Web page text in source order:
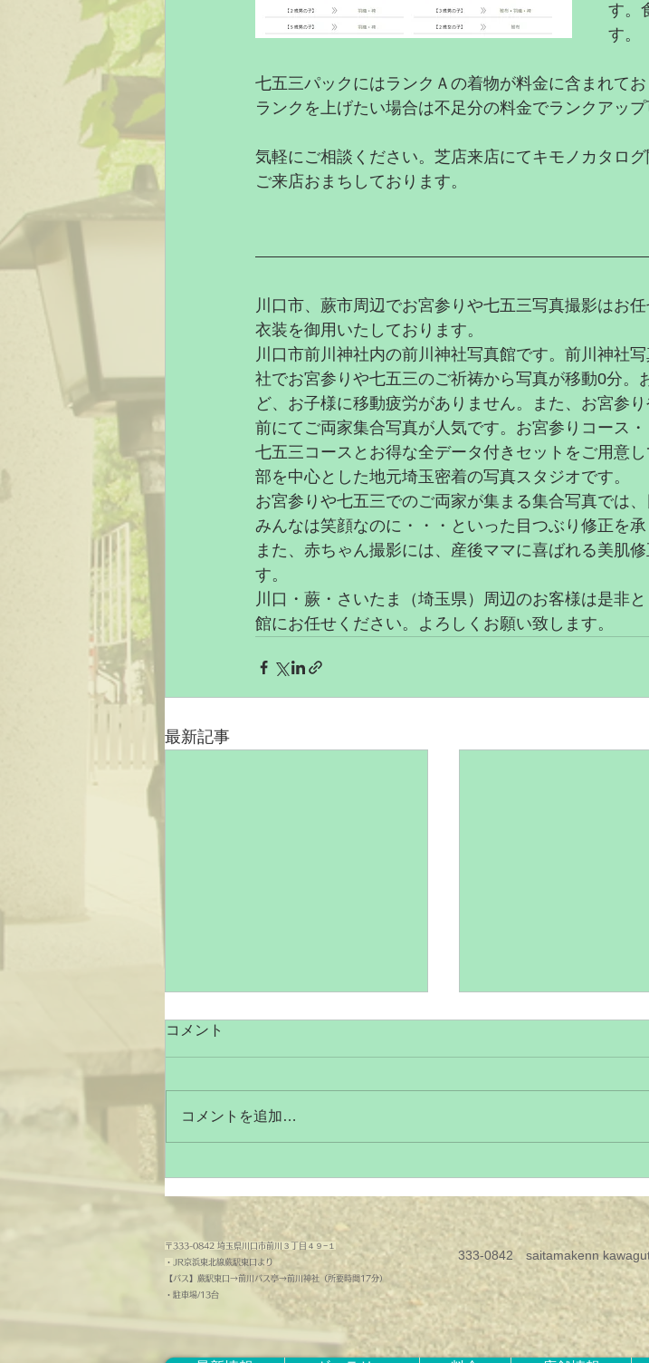
す。
す。
七五三パックにはランクＡの着物が料金に含まれてお
ランクを上げたい場合は不足分の料金でランクアップ
気軽にご相談ください。芝店来店にてキモノカタログ
ご来店おまちしております。
川口市、蕨市周辺でお宮参りや七五三写真撮影はお
衣装を御用いたしております。
川口市前川神社内の前川神社写真館です。前川神社
社でお宮参りや七五三のご祈祷から写真が移動0分。
ど、お子様に移動疲労がありません。また、お宮参
前にてご両家集合写真が人気です。お宮参りコース・
七五三コースとお得な全データ付きセットをご用意
部を中心とした地元埼玉密着の写真スタジオです。
お宮参りや七五三でのご両家が集まる集合写真では
みんなは笑顔なのに・・・といった目つぶり修正を承
また、赤ちゃん撮影には、産後ママに喜ばれる美肌
す。
川口・蕨・さいたま（埼玉県）周辺のお客様は是非
館にお任せください。よろしくお願い致します。
最新記事
２０２６年・お盆の休業につ
上げます。 本日は、弊社のお盆
の休業についてご連絡させて頂き
年8月16日(日)まで をお盆の休業
とさせて頂きます。 弊社の休み
明けの営業は、8月17日（月）か
らとなっております。 なお、弊
社の休業期間中に納品などの作業
の予定が発生する場合は、 印刷
前川神社でのお宮参り
影を考えているなら、前
しい自然が、記念写真に
の背景を作り出します。
は、前川神社でのお宮参
魅力や準備のポイント、
影をより素敵にするため
スについてお話しします
神社でお宮参り撮影をす
コメント
コメントを追加…
​333-0842 saitamakenn
〒333-0842 埼玉県川口市前川３丁目４９−１
・
JR京浜東北線蕨駅東口より
【バス】蕨駅東口→前川バス亭→前川神社（所要時間17分）
​・駐車場/13台